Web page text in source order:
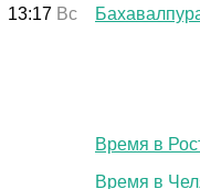
13:17 Вс
Время в
Время в